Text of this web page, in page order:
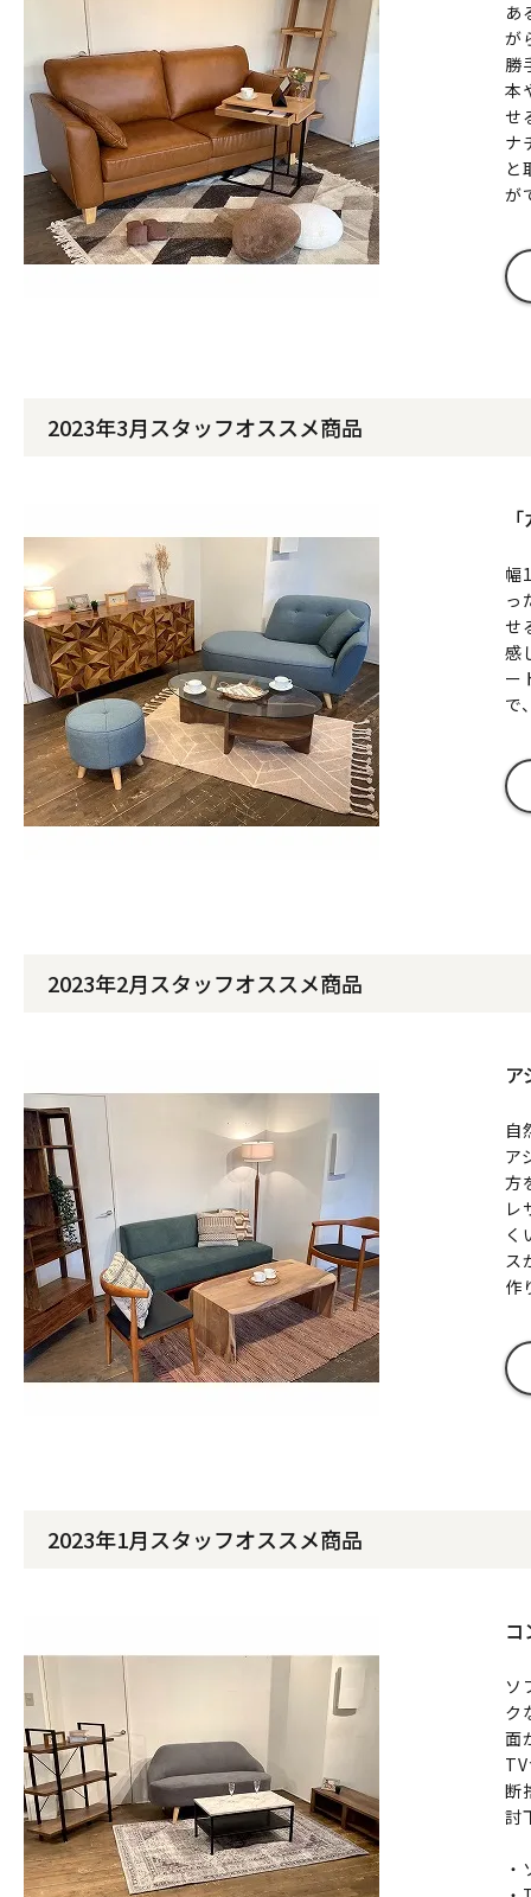
あ
が
勝
本
せ
ナ
と
が
2023年3月スタッフオススメ商品
幅
っ
せ
感
ー
で
2023年2月スタッフオススメ商品
ア
自
ア
方
レ
く
ス
作
2023年1月スタッフオススメ商品
ソ
ク
面
断
討